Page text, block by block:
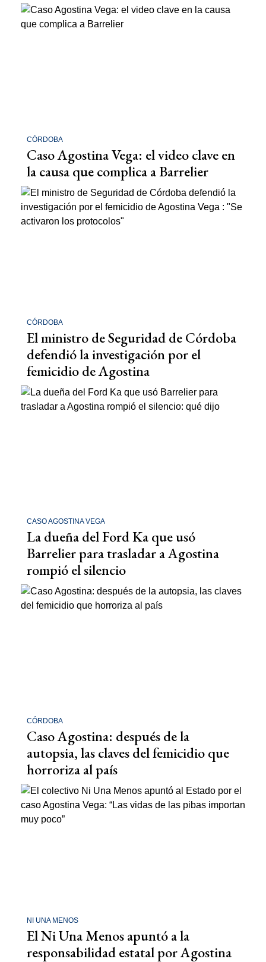
CÓRDOBA
Caso Agostina Vega: el video clave en
la causa que complica a Barrelier
CÓRDOBA
El ministro de Seguridad de Córdoba
defendió la investigación por el
femicidio de Agostina
CASO AGOSTINA VEGA
La dueña del Ford Ka que usó
Barrelier para trasladar a Agostina
rompió el silencio
CÓRDOBA
Caso Agostina: después de la
autopsia, las claves del femicidio que
horroriza al país
NI UNA MENOS
El Ni Una Menos apuntó a la
responsabilidad estatal por Agostina